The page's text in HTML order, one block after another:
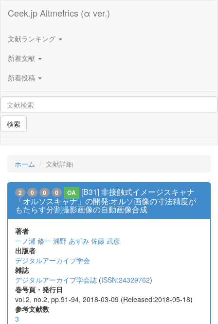
Ceek.jp Altmetrics (α ver.)
文献ランキング
新着文献
新着投稿
検索
ホーム 文献詳細
2 0 0 0 OA
[B31] 非接触式イメージスキャナ
「オルソスキャナ」の開発:オルソ画像の寸法精度が
もたらす分割撮影画像の自動画像合成
著者
一ノ瀬 修一 浦野 あずみ 佐藤 武彦
出版者
デジタルアーカイブ学会
雑誌
デジタルアーカイブ学会誌 (ISSN:24329762)
巻号頁・発行日
vol.2, no.2, pp.91-94, 2018-03-09 (Released:2018-05-18)
参考文献数
3